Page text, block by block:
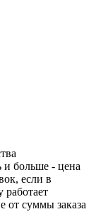
и больше - цена
если в
работает
от суммы заказа